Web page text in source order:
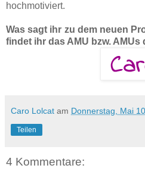
hochmotiviert.
Was sagt ihr zu dem neuen
findet ihr das AMU bzw. AMUs
Caro Lolcat am Donnerstag, Mai
Teilen
4 Kommentare: